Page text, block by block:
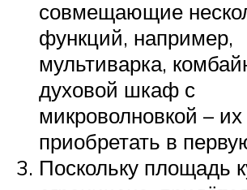
совмещающие
функций, например,
мультиварка,
духовой шкаф с
микроволновкой –
приобретать в
Поскольку площадь